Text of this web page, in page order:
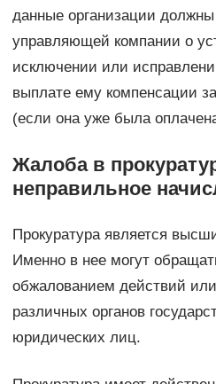
данные организации
управляющей компании о
исключении или
выплате ему компенсации
(если она уже была
Жалоба в
неправильное
Прокуратура является
Именно в нее могут
обжалованием действий
различных органов
юридических лиц.